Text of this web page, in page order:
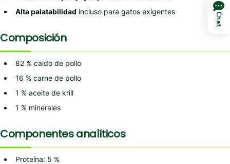
Alta palatabilidad incluso para gatos exigentes
Composición
82 % caldo de pollo
16 % carne de pollo
1 % aceite de krill
1 % minerales
Componentes analíticos
Proteína: 5 %
Chat